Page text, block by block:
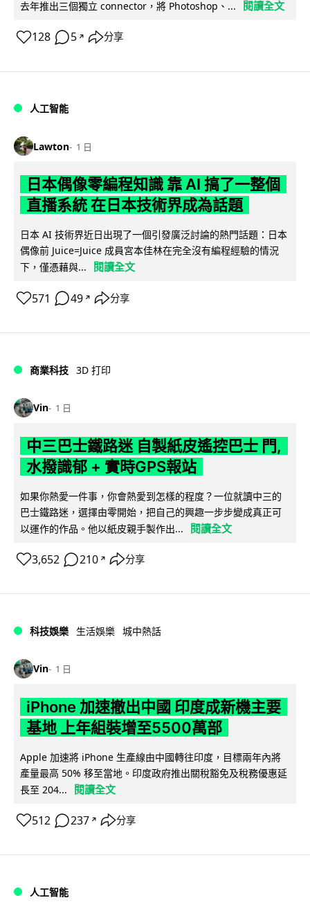
去年推出三個獨立 connector，將 Photoshop、...
閱讀全文
128 5 ↗ 分享
人工智能
Lawton 1 日
日本偶像零編程知識 靠 AI 搞了一整個
直播系統 在日本技術界成為話題
日本 AI 技術界近日出現了一個引發廣泛討論的熱門話題：日本
偶像前 Juice=Juice 成員宮本佳林在完全沒有編程經驗的情況
下，僅憑藉與...
閱讀全文
571 49 ↗ 分享
商業科技 3D 打印
Vin 1 日
中三巴士鐵路迷 自製紙皮遙控巴士 門,
水撥識郁 + 實時GPS報站
如果你熱愛一件事，你會熱愛到怎樣的程度？一位就讀中三的
巴士鐵路迷，選擇由零開始，把自己的興趣一步步變成真正可
以運作的作品。他以紙皮親手製作出...
閱讀全文
3,652 210 ↗ 分享
科技娛樂 生活娛樂 城中熱話
Vin 1 日
iPhone 加速撤出中國 印度成新機主要
基地 上年組裝增至5500萬部
Apple 加速將 iPhone 生產線由中國轉往印度，目標兩年內將
產量最高 50% 移至當地。印度政府推出關稅豁免及稅務優惠延
長至 204...
閱讀全文
512 237 ↗ 分享
人工智能